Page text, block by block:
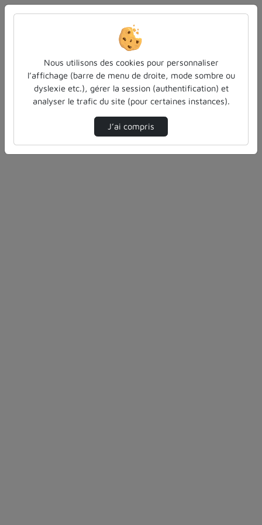
Authentification
Authentification CAS Université de Lorraine
Nous utilisons des cookies pour personnaliser
l’affichage (barre de menu de droite, mode sombre ou
dyslexie etc.), gérer la session (authentification) et
analyser le trafic du site (pour certaines instances).
J’ai compris